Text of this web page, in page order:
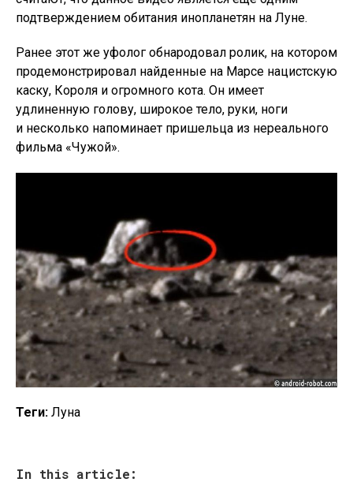
подтверждением обитания инопланетян на Луне.
Ранее этот же уфолог обнародовал ролик, на котором
продемонстрировал найденные на Марсе нацистскую
каску, Короля и огромного кота. Он имеет
удлиненную голову, широкое тело, руки, ноги
и несколько напоминает пришельца из нереального
фильма «Чужой».
Теги: Луна
In this article: